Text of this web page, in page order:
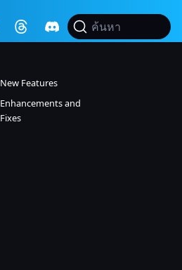
ค้นหา
New Features
Enhancements and
Fixes